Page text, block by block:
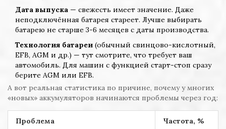
Дата выпуска — свежесть имеет значение. Даже
неподключённая батарея стареет. Лучше выбирать
батарею не старше 3-6 месяцев с даты производства.
Технология батареи (обычный свинцово-кислотный,
EFB, AGM и др.) — тут смотрите, что требует ваш
автомобиль. Для машин с функцией старт-стоп сразу
берите AGM или EFB.
А вот реальная статистика по причине, почему у многих
«новых» аккумуляторов начинаются проблемы через год:
Проблема Частота, %